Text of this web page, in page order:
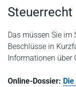
Steuerrecht
Das müssen Sie im
Beschlüsse in
Informationen über
Online-Dossier: